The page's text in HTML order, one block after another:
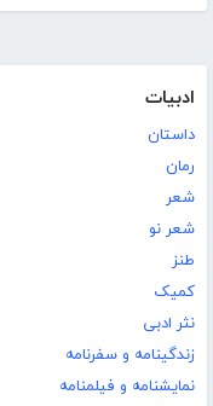
ادبیات
داستان
رمان
شعر
شعر نو
طنز
کمیک
نثر ادبی
زندگینامه و سفرنامه
نمایشنامه و فیلمنامه